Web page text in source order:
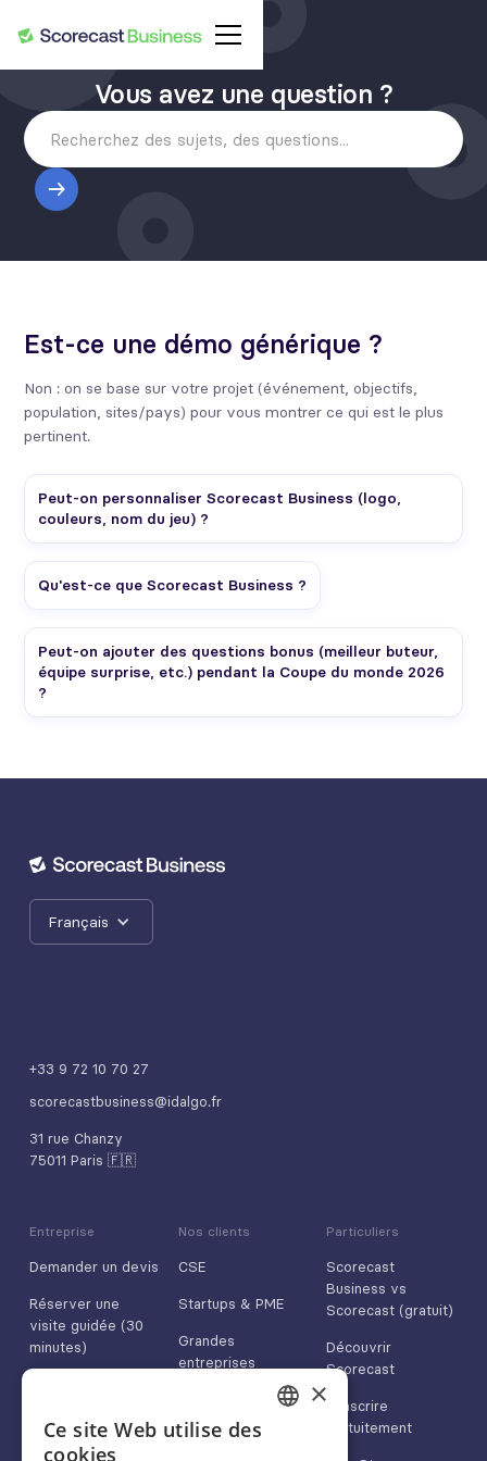
Vous avez une question ?
Est-ce une démo générique ?
Non : on se base sur votre projet (événement, objectifs,
population, sites/pays) pour vous montrer ce qui est le plus
pertinent.
Peut-on personnaliser Scorecast Business (logo,
couleurs, nom du jeu) ?
Qu'est-ce que Scorecast Business ?
Peut-on ajouter des questions bonus (meilleur buteur,
équipe surprise, etc.) pendant la Coupe du monde 2026
?
Français
+33 9 72 10 70 27
scorecastbusiness@idalgo.fr
31 rue Chanzy
75011 Paris 🇫🇷
Entreprise
Demander un devis
Réserver une
visite guidée (30
minutes)
App Store
Nos clients
CSE
Startups & PME
Grandes
entreprises
Médias & marques
Particuliers
Scorecast
Business vs
Scorecast (gratuit)
Découvrir
Scorecast
S'inscrire
gratuitement
×
Ce site Web utilise des
cookies